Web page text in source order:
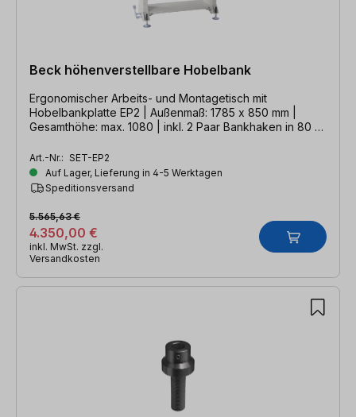
Beck höhenverstellbare Hobelbank
Ergonomischer Arbeits- und Montagetisch mit
Hobelbankplatte EP2 | Außenmaß: 1785 x 850 mm |
Gesamthöhe: max. 1080 | inkl. 2 Paar Bankhaken in 80 +
Art.-Nr.: SET-EP2
Auf Lager, Lieferung in 4-5 Werktagen
Speditionsversand
4.350,00 €
5.565,63 €
inkl. MwSt. zzgl.
Versandkosten